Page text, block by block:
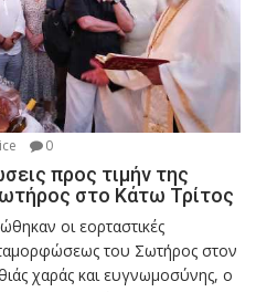
0
προς τιμήν της
στο Κάτω Τρίτος
οι εορταστικές
του Σωτήρος στον
χαράς και ευγνωμοσύνης, ο